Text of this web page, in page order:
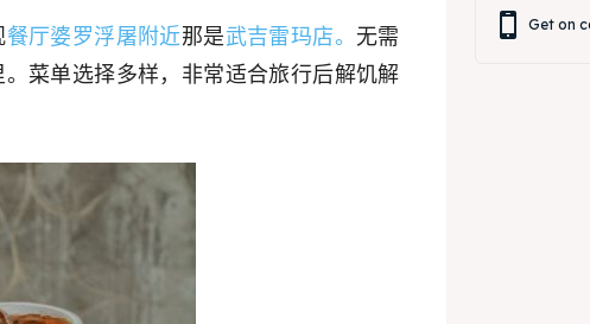
餐厅婆罗浮屠附近那是武吉雷玛店。 无需
菜单选择多样，非常适合旅行后解饥解
Get on